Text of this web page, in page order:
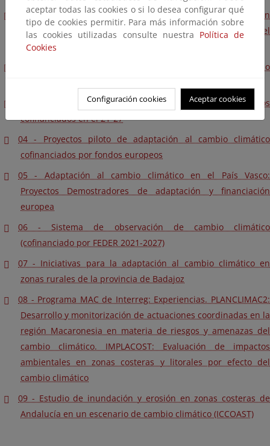
01 - Panorama actual y evaluación de riesgos climáticos en
España. (ERICC – Evaluación de Riesgos e Impactos del
Cambio Climático)
02 - La política canaria en materia de adaptación al cambio
03 - La inclusión de la prueba climática en los proyectos
cofinanciados en el 21-27
04 - Proyectos piloto de adaptación al cambio climático
cofinanciados por fondos europeos
05 - Adaptación al cambio climático en el País Vasco:
Proyectos Demostradores de adaptación y financiación
europea
06 - Sistema de observación de cambio climático
(cofinanciado por FEDER 2021-2027)
07 - Iniciativas para la adaptación al cambio climático en
zonas rurales de la provincia de Badajoz
08 - Programa MAC de Interreg: Experiencias. PLANCLIMAC2:
Desarrollo y monitorización de actuaciones coordinadas en la
región Macaronesia en materia de riesgos y amenazas del
cambio climático. IMPLACOST: Evaluación de impactos
ambientales en zonas costeras y litorales por efecto del
cambio climático
09 - Estudio de inundación y erosión en zonas costeras de
Andalucía en un escenario de cambio climático (ICCOAST)
aceptar todas las cookies o si lo desea configurar qué
tipo de cookies permitir. Para más información sobre
las cookies utilizadas consulte nuestra Política de
Cookies
Configuración cookies Aceptar cookies